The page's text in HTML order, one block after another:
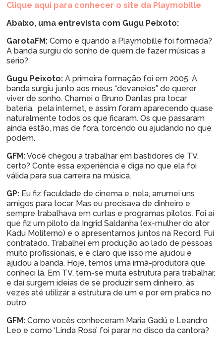
Clique aqui para conhecer o site da Playmobille
Abaixo, uma entrevista com Gugu Peixoto:
GarotaFM: Como e quando a Playmobille foi formada?
A banda surgiu do sonho de quem de fazer músicas a
sério?
Gugu Peixoto: A primeira formação foi em 2005. A
banda surgiu junto aos meus “devaneios” de querer
viver de sonho. Chamei o Bruno Dantas pra tocar
bateria, pela internet, e assim foram aparecendo quase
naturalmente todos os que ficaram. Os que passaram
ainda estão, mas de fora, torcendo ou ajudando no que
podem.
GFM:Você chegou a trabalhar em bastidores de TV,
certo? Conte essa experiência e diga no que ela foi
válida para sua carreira na música.
GP: Eu fiz faculdade de cinema e, nela, arrumei uns
amigos para tocar. Mas eu precisava de dinheiro e
sempre trabalhava em curtas e programas pilotos. Foi aí
que fiz um piloto da Ingrid Saldanha (ex-mulher do ator
Kadu Moliterno) e o apresentamos juntos na Record. Fui
contratado. Trabalhei em produção ao lado de pessoas
muito profissionais, e é claro que isso me ajudou e
ajudou a banda. Hoje, temos uma irmã-produtora que
conheci lá. Em TV, tem-se muita estrutura para trabalhar,
e daí surgem ideias de se produzir sem dinheiro, às
vezes até utilizar a estrutura de um e por em pratica no
outro.
GFM: Como vocês conheceram Maria Gadú e Leandro
Leo e como ‘Linda Rosa’ foi parar no disco da cantora?